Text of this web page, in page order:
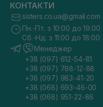
КОНТАКТИ
sisters.co.ua@gmail.com
Пн.-Пт. з 10:00 до 19:00
Сб.-Нд. з 11:00 до 18:00
Менеджер
+38 (097) 612-54-81
+38 (097) 788-12-88
+38 (097) 983-41-20
+38 (068) 693-46-00
+38 (068) 951-22-86